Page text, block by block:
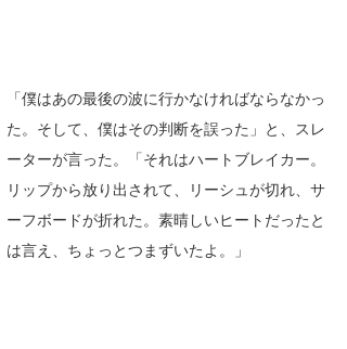
「僕はあの最後の波に行かなければならなかっ
た。そして、僕はその判断を誤った」と、スレ
ーターが言った。「それはハートブレイカー。
リップから放り出されて、リーシュが切れ、サ
ーフボードが折れた。素晴しいヒートだったと
は言え、ちょっとつまずいたよ。」
MIN
OYZ
S.K